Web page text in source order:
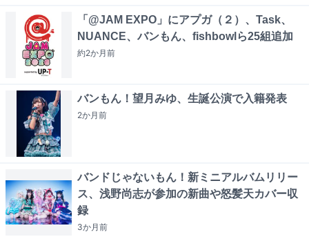
「@JAM EXPO」にアプガ（２）、Task、
NUANCE、バンもん、fishbowlら25組追加
約2か月前
バンもん！望月みゆ、生誕公演で入籍発表
2か月前
バンドじゃないもん！新ミニアルバムリリー
ス、浅野尚志が参加の新曲や怒髪天カバー収
録
3か月前